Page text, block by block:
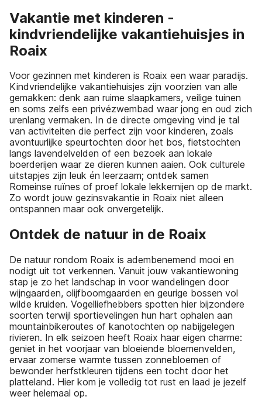
Vakantie met kinderen -
kindvriendelijke vakantiehuisjes in
Roaix
Voor gezinnen met kinderen is Roaix een waar paradijs.
Kindvriendelijke vakantiehuisjes zijn voorzien van alle
gemakken: denk aan ruime slaapkamers, veilige tuinen
en soms zelfs een privézwembad waar jong en oud zich
urenlang vermaken. In de directe omgeving vind je tal
van activiteiten die perfect zijn voor kinderen, zoals
avontuurlijke speurtochten door het bos, fietstochten
langs lavendelvelden of een bezoek aan lokale
boerderijen waar ze dieren kunnen aaien. Ook culturele
uitstapjes zijn leuk én leerzaam; ontdek samen
Romeinse ruïnes of proef lokale lekkernijen op de markt.
Zo wordt jouw gezinsvakantie in Roaix niet alleen
ontspannen maar ook onvergetelijk.
Ontdek de natuur in de Roaix
De natuur rondom Roaix is adembenemend mooi en
nodigt uit tot verkennen. Vanuit jouw vakantiewoning
stap je zo het landschap in voor wandelingen door
wijngaarden, olijfboomgaarden en geurige bossen vol
wilde kruiden. Vogelliefhebbers spotten hier bijzondere
soorten terwijl sportievelingen hun hart ophalen aan
mountainbikeroutes of kanotochten op nabijgelegen
rivieren. In elk seizoen heeft Roaix haar eigen charme:
geniet in het voorjaar van bloeiende bloemenvelden,
ervaar zomerse warmte tussen zonnebloemen of
bewonder herfstkleuren tijdens een tocht door het
platteland. Hier kom je volledig tot rust en laad je jezelf
weer helemaal op.